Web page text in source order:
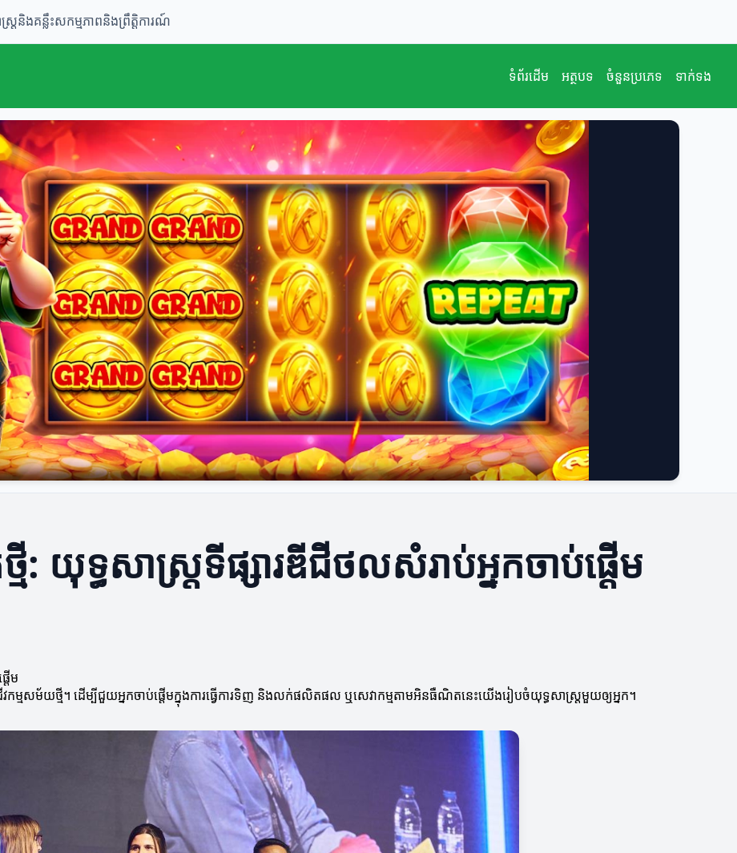
ត្រនិងគន្លឹះសកម្មភាពនិងព្រឹត្តិការណ៍
ទំព័រដើម អត្ថបទ ចំនួនប្រភេទ ទាក់ទង
: យុទ្ធសាស្រ្តទីផ្សារឌីជីថលសំរាប់អ្នកចាប់ផ្តើម
ើម
កម្មសម័យថ្មី។ ដើម្បីជួយអ្នកចាប់ផ្តើមក្នុងការធ្វើការទិញ និងលក់ផលិតផល ឬសេវាកម្មតាមអិនធឺណិតនេះយើងរៀបចំយុទ្ធសាស្រ្តមួយឲ្យអ្នក។